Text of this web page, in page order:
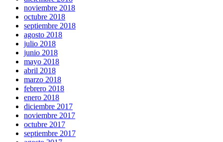
noviembre 2018
octubre 2018
septiembre 2018
agosto 2018
julio 2018
junio 2018
mayo 2018
abril 2018
marzo 2018
febrero 2018
enero 2018
diciembre 2017
noviembre 2017
octubre 2017
septiembre 2017